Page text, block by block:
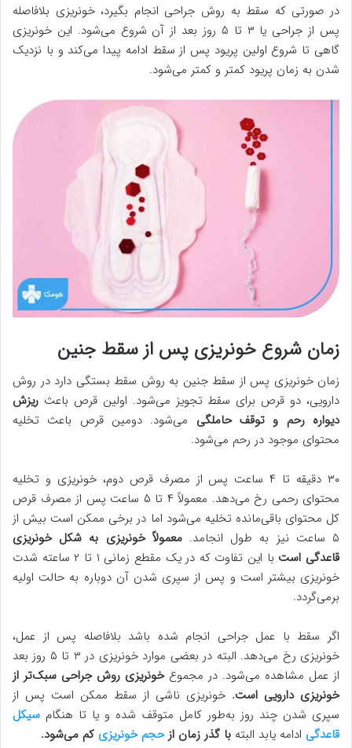
در صورتی که سقط به روش جراحی انجام بگیرد، خونریزی بلافاصله
پس از جراحی یا ۳ تا ۵ روز بعد از آن شروع می‌شود. این خونریزی
گاهی تا شروع اولین پریود پس از سقط ادامه پیدا می‌کند و با نزدیک
شدن به زمان پریود کمتر و کمتر می‌شود.
زمان شروع خونریزی پس از سقط جنین
زمان خونریزی پس از سقط جنین به روش سقط بستگی دارد در روش
دارویی، دو قرص برای سقط تجویز می‌شود. اولین قرص باعث ریزش
دیواره رحم و توقف حاملگی می‌شود. دومین قرص باعث تخلیه
محتوای موجود در رحم می‌شود.
۳۰ دقیقه تا ۴ ساعت پس از مصرف قرص دوم، خونریزی و تخلیه
محتوای رحمی رخ می‌دهد. معمولاً ۴ تا ۵ ساعت پس از مصرف قرص
کل محتوای باقی‌مانده تخلیه می‌شود اما در برخی ممکن است بیش از
۵ ساعت نیز به طول انجامد.
معمولاً خونریزی به شکل خونریزی
قاعدگی است
با این تفاوت که در یک مقطع زمانی ۱ تا ۲ ساعته شدت
خونریزی بیشتر است و پس از سپری شدن آن دوباره به حالت اولیه
برمی‌گردد.
اگر سقط با عمل جراحی انجام شده باشد بلافاصله پس از عمل،
خونریزی رخ می‌دهد. البته در بعضی موارد خونریزی در ۳ تا ۵ روز بعد
از عمل مشاهده می‌شود. در مجموع خونریزی روش جراحی سبک‌تر از
خونریزی دارویی است. خونریزی ناشی از سقط ممکن است پس از
سپری شدن چند روز به‌طور کامل متوقف شده و یا تا هنگام سیکل
قاعدگی ادامه یابد البته با گذر زمان ازحجم خونریزی کم می‌شود.